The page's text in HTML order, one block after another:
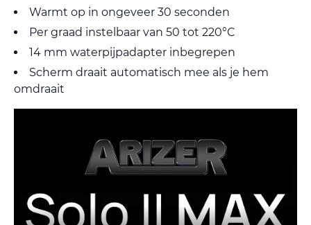
Warmt op in ongeveer 30 seconden
Per graad instelbaar van 50 tot 220°C
14 mm waterpijpadapter inbegrepen
Scherm draait automatisch mee als je hem
omdraait